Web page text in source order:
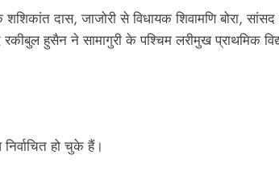
दास, जाजोरी से विधायक शिवामणि बोरा, सांसद
हुसैन ने सामागुरी के पश्चिम लरीमुख प्राथमिक
हो चुके हैं।